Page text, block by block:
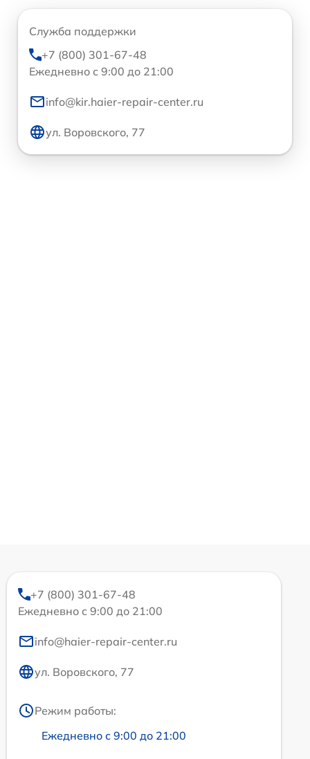
Служба поддержки
+7 (800) 301-67-48
Ежедневно с 9:00 до 21:00
info@kir.haier-repair-center.ru
ул. Воровского, 77
+7 (800) 301-67-48
Ежедневно с 9:00 до 21:00
info@haier-repair-center.ru
ул. Воровского, 77
Режим работы:
Ежедневно с 9:00 до 21:00